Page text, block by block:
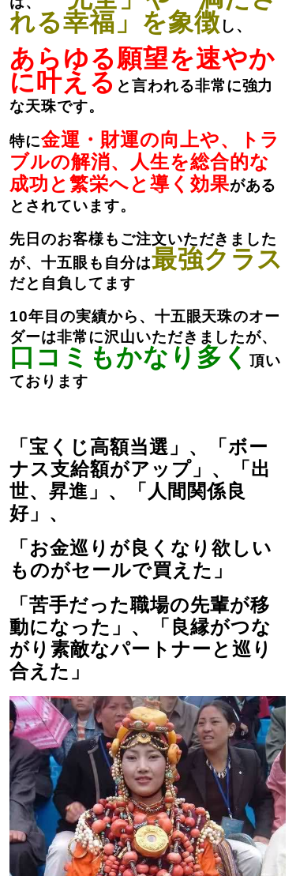
れる幸福」を象徴 し、
あらゆる願望を速やか
に叶える と言われる非常に強力
な天珠です。
特に金運・財運の向上や、トラ
ブルの解消、人生を総合的な
成功と繁栄へと導く効果がある
とされています。
先日のお客様もご注文いただきました
が、十五眼も自分は最強クラス
だと自負してます
10年目の実績から、十五眼天珠のオー
ダーは非常に沢山いただきましたが、
口コミもかなり多く 頂い
ております
「宝くじ高額当選」、「ボー
ナス支給額がアップ」、「出
世、昇進」、「人間関係良
好」、
「お金巡りが良くなり欲しい
ものがセールで買えた」
「苦手だった職場の先輩が移
動になった」、「良縁がつな
がり素敵なパートナーと巡り
合えた」